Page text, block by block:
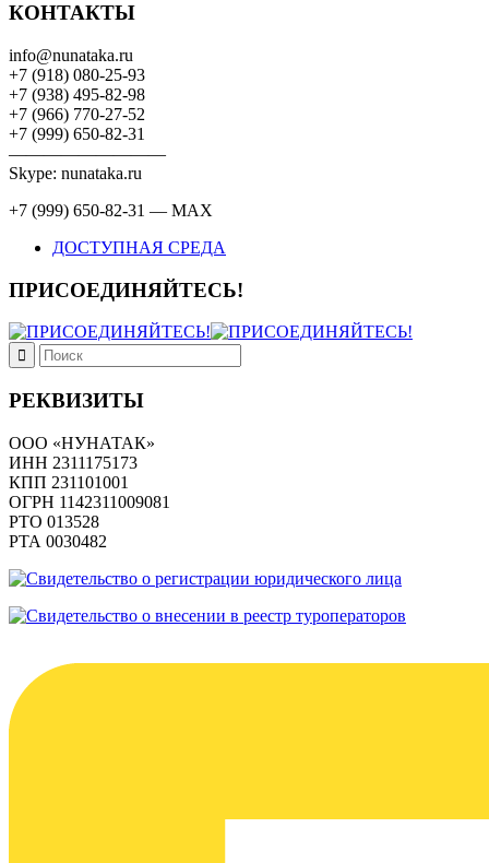
КОНТАКТЫ
info@nunataka.ru
+7 (918) 080-25-93
+7 (938) 495-82-98
+7 (966) 770-27-52
+7 (999) 650-82-31
—————————
Skype: nunataka.ru
+7 (999) 650-82-31 — MAX
ДОСТУПНАЯ СРЕДА
ПРИСОЕДИНЯЙТЕСЬ!
РЕКВИЗИТЫ
ООО «НУНАТАК»
ИНН 2311175173
КПП 231101001
ОГРН 1142311009081
PTO 013528
РТА 0030482